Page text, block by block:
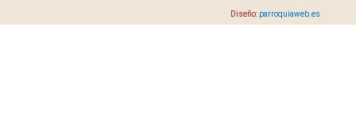
Diseño: parroquiaweb.es